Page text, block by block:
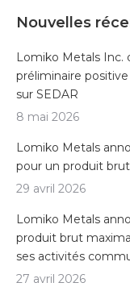
Nouvelles
Lomiko Metals Inc.
préliminaire
sur SEDAR
8 mai 2026
Lomiko Metals
pour un produit
29 avril 2026
Lomiko Metals
produit brut
ses activités
27 avril 2026